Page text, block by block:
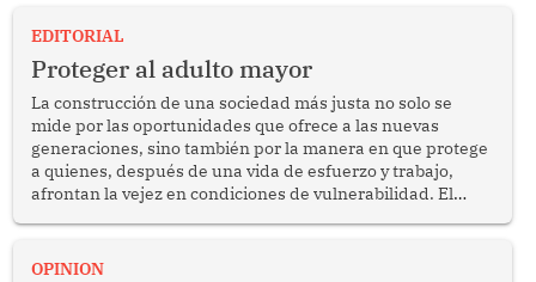
EDITORIAL
Proteger al adulto mayor
La construcción de una sociedad más justa no solo se
mide por las oportunidades que ofrece a las nuevas
generaciones, sino también por la manera en que protege
a quienes, después de una vida de esfuerzo y trabajo,
afrontan la vejez en condiciones de vulnerabilidad. El
bimestrales el subsidio que reciben los beneficiarios del
OPINION